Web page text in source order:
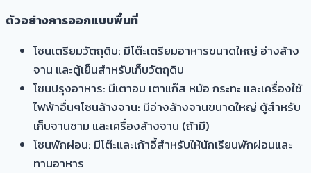
ตัวอย่างการออกแบบพื้นที่
โซนเตรียมวัตถุดิบ: มีโต๊ะเตรียมอาหารขนาดใหญ่ อ่างล้าง
จาน และตู้เย็นสำหรับเก็บวัตถุดิบ
โซนปรุงอาหาร: มีเตาอบ เตาแก๊ส หม้อ กระทะ และเครื่องใช้
ไฟฟ้าอื่นๆโซนล้างจาน: มีอ่างล้างจานขนาดใหญ่ ตู้สำหรับ
เก็บจานชาม และเครื่องล้างจาน (ถ้ามี)
โซนพักผ่อน: มีโต๊ะและเก้าอี้สำหรับให้นักเรียนพักผ่อนและ
ทานอาหาร